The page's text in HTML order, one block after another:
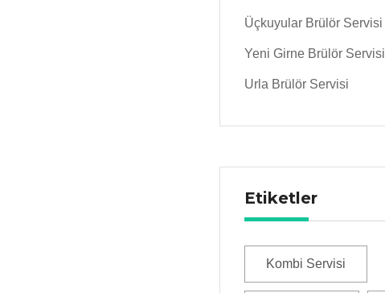
Üçkuyular Brülör Servisi
Yeni Girne Brülör Servisi
Urla Brülör Servisi
Etiketler
Kombi Servisi